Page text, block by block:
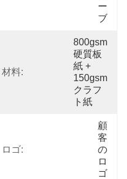
ー
ブ
材料:
800gsm
硬質板
紙 +
150gsm
クラフ
ト紙
ロゴ:
顧
客
の
ロ
ゴ